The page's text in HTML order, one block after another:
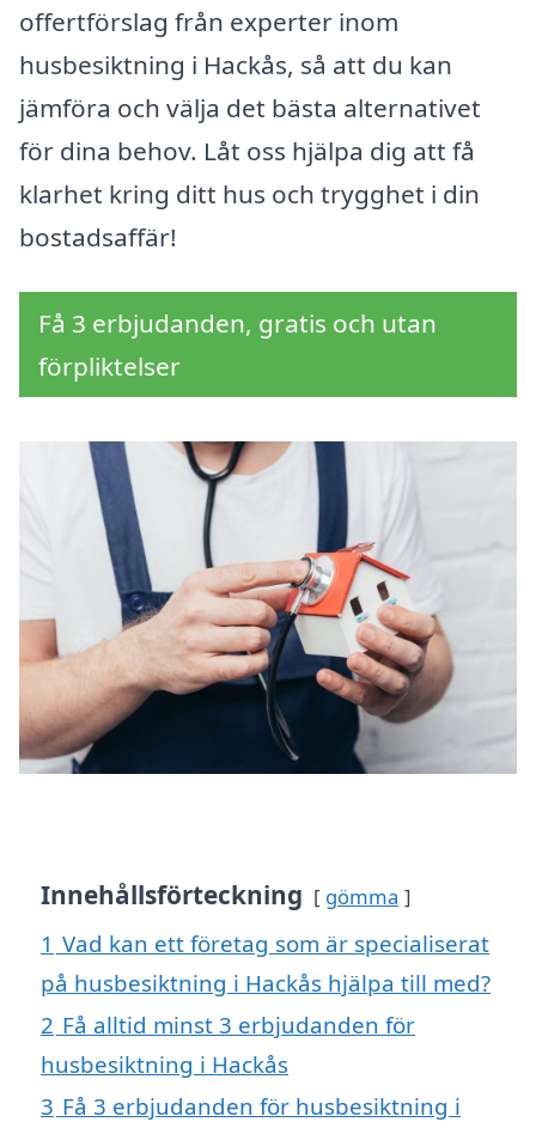
offertförslag från experter inom
husbesiktning i Hackås, så att du kan
jämföra och välja det bästa alternativet
för dina behov. Låt oss hjälpa dig att få
klarhet kring ditt hus och trygghet i din
bostadsaffär!
Få 3 erbjudanden, gratis och utan
förpliktelser
Innehållsförteckning gömma
1 Vad kan ett företag som är specialiserat
på husbesiktning i Hackås hjälpa till med?
2 Få alltid minst 3 erbjudanden för
husbesiktning i Hackås
3 Få 3 erbjudanden för husbesiktning i